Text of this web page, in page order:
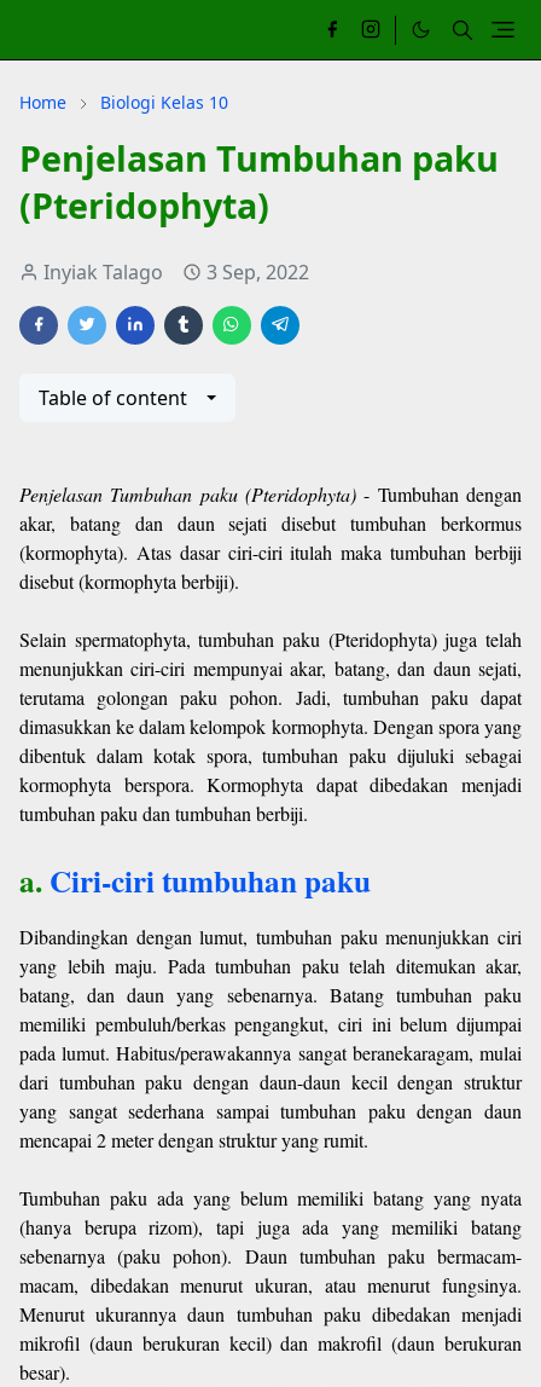
Home Biologi Kelas 10
Penjelasan Tumbuhan paku
(Pteridophyta)
Inyiak Talago 3 Sep, 2022
Table of content
Penjelasan Tumbuhan paku (Pteridophyta) - Tumbuhan dengan
akar, batang dan daun sejati disebut tumbuhan berkormus
(kormophyta). Atas dasar ciri-ciri itulah maka tumbuhan berbiji
disebut (kormophyta berbiji).
Selain spermatophyta, tumbuhan paku (Pteridophyta) juga telah
menunjukkan ciri-ciri mempunyai akar, batang, dan daun sejati,
terutama golongan paku pohon. Jadi, tumbuhan paku dapat
dimasukkan ke dalam kelompok kormophyta. Dengan spora yang
dibentuk dalam kotak spora, tumbuhan paku dijuluki sebagai
kormophyta berspora. Kormophyta dapat dibedakan menjadi
tumbuhan paku dan tumbuhan berbiji.
a.Ciri-ciri tumbuhan paku
Dibandingkan dengan lumut, tumbuhan paku menunjukkan ciri
yang lebih maju. Pada tumbuhan paku telah ditemukan akar,
batang, dan daun yang sebenarnya. Batang tumbuhan paku
memiliki pembuluh/berkas pengangkut, ciri ini belum dijumpai
pada lumut. Habitus/perawakannya sangat beranekaragam, mulai
dari tumbuhan paku dengan daun-daun kecil dengan struktur
yang sangat sederhana sampai tumbuhan paku dengan daun
mencapai 2 meter dengan struktur yang rumit.
Tumbuhan paku ada yang belum memiliki batang yang nyata
(hanya berupa rizom), tapi juga ada yang memiliki batang
sebenarnya (paku pohon). Daun tumbuhan paku bermacam-
macam, dibedakan menurut ukuran, atau menurut fungsinya.
Menurut ukurannya daun tumbuhan paku dibedakan menjadi
mikrofil (daun berukuran kecil) dan makrofil (daun berukuran
besar).